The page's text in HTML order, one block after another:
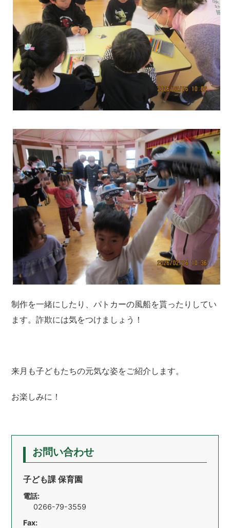
制作を一緒にしたり、パトカーの風船を貰ったりしてい
ます。詐欺には気をつけましょう！
来月も子どもたちの元気な姿をご紹介します。
お楽しみに！
お問い合わせ
子ども課 保育園
電話:
0266-79-3559
Fax: